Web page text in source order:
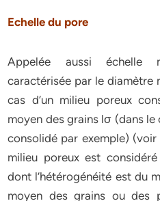
Echelle du pore
Appelée aussi échelle
caractérisée par le diamètre
cas d’un milieu poreux
moyen des grains lσ (dans le
consolidé par exemple) (voir
milieu poreux est
dont l’hétérogénéité est du
moyen des grains ou des